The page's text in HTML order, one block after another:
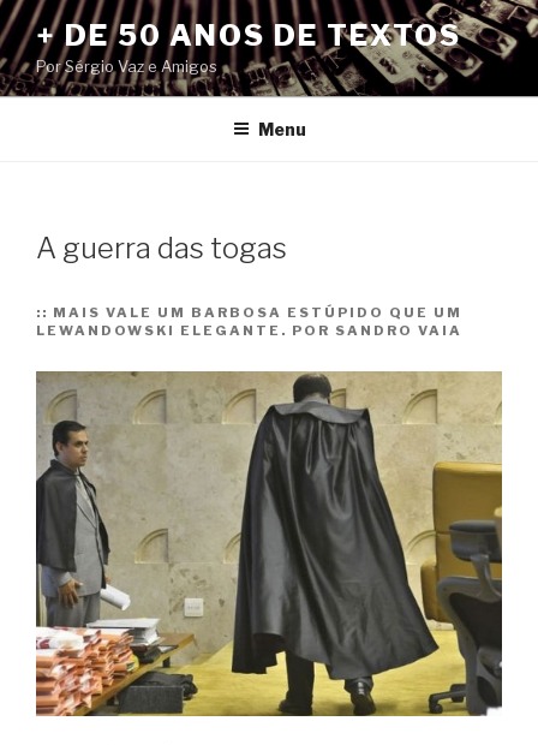
Pular
para
o
conteúdo
+ DE 50 ANOS DE TEXTOS
Por Sérgio Vaz e Amigos
Menu
A guerra das togas
:: MAIS VALE UM BARBOSA ESTÚPIDO QUE UM
LEWANDOWSKI ELEGANTE. POR SANDRO VAIA